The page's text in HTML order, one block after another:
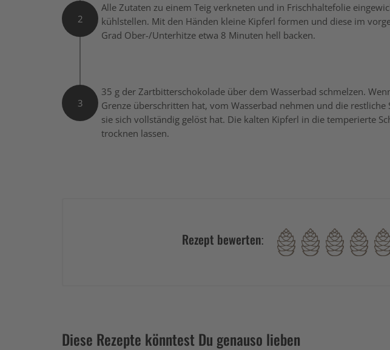
2
Alle Zutaten zu einem Teig verkneten und in Frischhaltefolie
kühlstellen. Mit den Händen kleine Kipferl formen und diese im
Grad Ober-/Unterhitze etwa 8 Minuten hell backen.
3
35 g der Zartbitterschokolade über dem Wasserbad schmelzen.
Grenze überschritten hat, vom Wasserbad nehmen und die
sie sich vollständig gelöst hat. Die kalten Kipferl in die temperierte
trocknen lassen.
Rezept bewerten:
Diese Rezepte könntest Du genauso lieben